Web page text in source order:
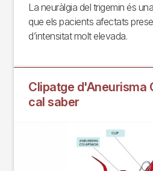
La neuràlgia del trigemin és
que els pacients afectats
d’intensitat molt elevada.
Clipatge d'Aneurisma
cal saber